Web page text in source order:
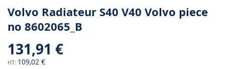
Skip
to
the
of
the
Volvo Radiateur S40 V40 Volvo piece
no 8602065_B
131,91 €
109,02 €